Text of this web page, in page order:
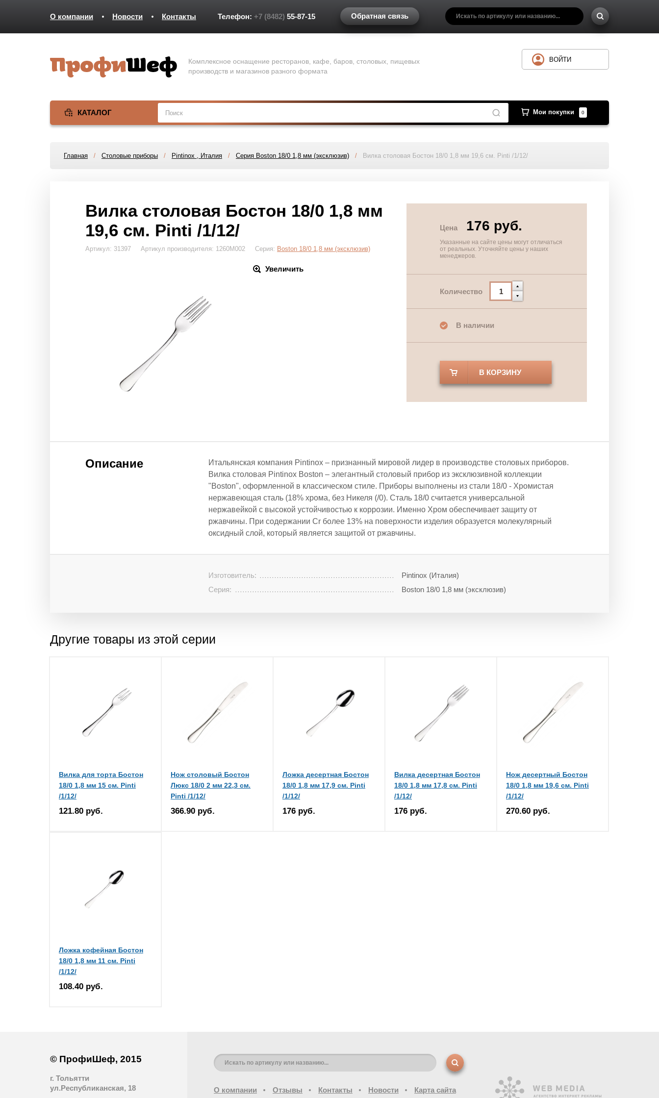
О компании Новости Контакты Телефон: +7 (8482) 55-87-15 Обратная связь
Комплексное оснащение ресторанов, кафе, баров, столовых, пищевых
производств и магазинов разного формата
КАТАЛОГ Мои покупки 0
ВОЙТИ
Главная / Столовые приборы / Pintinox , Италия / Серия Boston 18/0 1,8 мм (эксклюзив) / Вилка столовая Бостон 18/0 1,8 мм 19,6 см. Pinti /1/12/
Вилка столовая Бостон 18/0 1,8 мм
19,6 см. Pinti /1/12/
Артикул: 31397 Артикул производителя: 1260M002 Серия: Boston 18/0 1,8 мм (эксклюзив)
Увеличить
Цена 176 руб.
Указанные на сайте цены могут отличаться
от реальных. Уточняйте цены у наших
менеджеров.
Количество
В наличии
В КОРЗИНУ
Описание
Итальянская компания Pintinox – признанный мировой лидер в производстве столовых приборов.
Вилка столовая Pintinox Boston – элегантный столовый прибор из эксклюзивной коллекции
"Boston", оформленной в классическом стиле. Приборы выполнены из стали 18/0 - Хромистая
нержавеющая сталь (18% хрома, без Никеля (/0). Сталь 18/0 считается универсальной
нержавейкой с высокой устойчивостью к коррозии. Именно Хром обеспечивает защиту от
ржавчины. При содержании Cr более 13% на поверхности изделия образуется молекулярный
оксидный слой, который является защитой от ржавчины.
Изготовитель:
Pintinox (Италия)
Серия:
Boston 18/0 1,8 мм (эксклюзив)
Другие товары из этой серии
Вилка для торта Бостон
18/0 1,8 мм 15 см. Pinti
/1/12/
121.80 руб.
Нож столовый Бостон
Люкс 18/0 2 мм 22,3 см.
Pinti /1/12/
366.90 руб.
Ложка десертная Бостон
18/0 1,8 мм 17,9 см. Pinti
/1/12/
176 руб.
Вилка десертная Бостон
18/0 1,8 мм 17,8 см. Pinti
/1/12/
176 руб.
Нож десертный Бостон
18/0 1,8 мм 19,6 см. Pinti
/1/12/
270.60 руб.
Ложка кофейная Бостон
18/0 1,8 мм 11 см. Pinti
/1/12/
108.40 руб.
© ПрофиШеф, 2015
г. Тольятти
ул.Республиканская, 18
О компании Отзывы Контакты Новости Карта сайта